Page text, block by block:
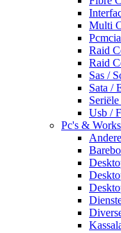
Multi
Raid
Raid
Sas /
Sata /
Usb /
Pc's &